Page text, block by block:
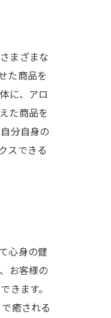
まざまな
た商品を
に、アロ
た商品を
分自身の
スできる
心身の健
お客様の
きます。
癒される